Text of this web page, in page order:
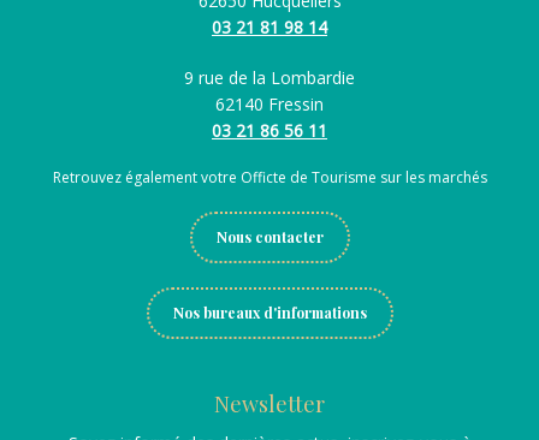
03 21 81 98 14
9 rue de la Lombardie
62140 Fressin
03 21 86 56 11
Retrouvez également votre Officte de Tourisme sur les marchés
Nous contacter
Nos bureaux d'informations
Newsletter